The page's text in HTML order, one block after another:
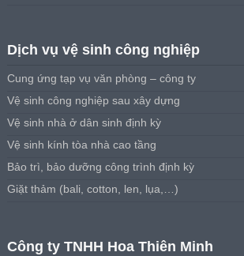
Dịch vụ vệ sinh công nghiệp
Cung ứng tạp vụ văn phòng – công ty
Vệ sinh công nghiệp sau xây dựng
Vệ sinh nhà ở dân sinh định kỳ
Vệ sinh kính tòa nhà cao tầng
Bảo trì, bảo dưỡng công trình định kỳ
Giặt thảm (bali, cotton, len, lụa,…)
Công ty TNHH Hoa Thiên Minh